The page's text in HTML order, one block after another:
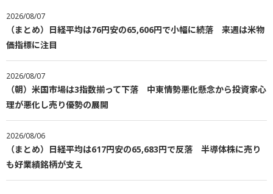
2026/08/07
（まとめ）日経平均は76円安の65,606円で小幅に続落 来週は米物
価指標に注目
2026/08/07
（朝）米国市場は3指数揃って下落 中東情勢悪化懸念から投資家心
理が悪化し売り優勢の展開
2026/08/06
（まとめ）日経平均は617円安の65,683円で反落 半導体株に売り
も好業績銘柄が支え